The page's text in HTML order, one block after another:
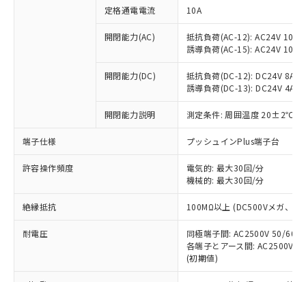
定格通電電流 10A
開閉能力(AC)
抵抗負荷(AC-12): AC24V 10A/
誘導負荷(AC-15): AC24V
開閉能力(DC)
抵抗負荷(DC-12): DC24V 8A/
誘導負荷(DC-13): DC24V 4A/
開閉能力説明 測定条件: 周囲温度 20±2℃、
端子仕様 プッシュインPlus端子台
許容操作頻度
電気的: 最大30回/分
機械的: 最大30回/分
絶縁抵抗 100MΩ以上 (DC500Vメガ、点
耐電圧
同極端子間: AC2500V 50/
各端子とアース間: AC2500V
(初期値)
ご利用条件
以下の条件をお読みいただき、同意のうえ
ご利用ください。
本サービスは、当社制御機器事業取扱
商品の当社在庫状況および標準価格
(税抜)を提供させていただくもので
当社制御機器事業取扱商品の中には、
本サービスの対象外となる商品もある
ことをご了承ください。
在庫状況および標準価格照会結果は、
記載している更新日時点での社内デー
タに基づき作成されるものであり、閲
覧された時点での実際の在庫および標
準価格とは異なる場合があることをご
対応予定：EU RoHS指令（10物質）の非含
有に対応した製品に切り替える予定のある
対応予定なし：EU RoHS指令（10物質）の
非含有に非対応の商品で、対応品を出す予
定はありません。
調査・確認中：EU RoHS指令（10物質）の
非含有の対応状況を調査中または確認中の
非該当品：ライセンス料など無形物で、有
害物質有無と関係のない商品です。
仕入先様の事情により、非含有部品として
いたものが、含有品と判明した場合などや
むを得ず変更することがあります。
鉛(Pb) 1000ppm以下、 水銀(Hg) 1000ppm以下、 カド
六価クロム(Cr(Ⅵ)) 1000ppm以下、ポリ臭化ビフェニル
類(PBB) 1000ppm以下、ポリ臭化ジフェニルエーテル類
(PBDE) 1000ppm以下、フタル酸ビス(2-エチルヘキシ
※1 中国RoHS○×表
「○」：最大均質材料含有率が中国RoHSの
基準値以下であることを示します。
「×」：最大均質材料含有率が中国RoHSの
基準値を超えていることを示します。
「－」：未確認です。当社販売部門へお問
い合わせください。
*中国RoHS10物質の基準値 (GB/T26572)：
Pb(鉛) :1000ppm、 Hg(水銀) : 1000ppm、 Cd(カドミウ
Cr(Ⅵ)(六価クロム) : 1000ppm、 PBBs(ポリ臭化ビフェ
当社は、これら貴社製品のうち、外国
為替および外国貿易法に定める商品
（以下｢規制貨物等」という）を輸出
国政府の輸出許可(または役務取引許
可)を取得するなどの必要な手続きを